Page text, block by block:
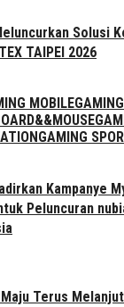
Solusi
TAIPEI 2026
MOBILE
GAMING
Kampanye
Peluncuran
Maju Terus